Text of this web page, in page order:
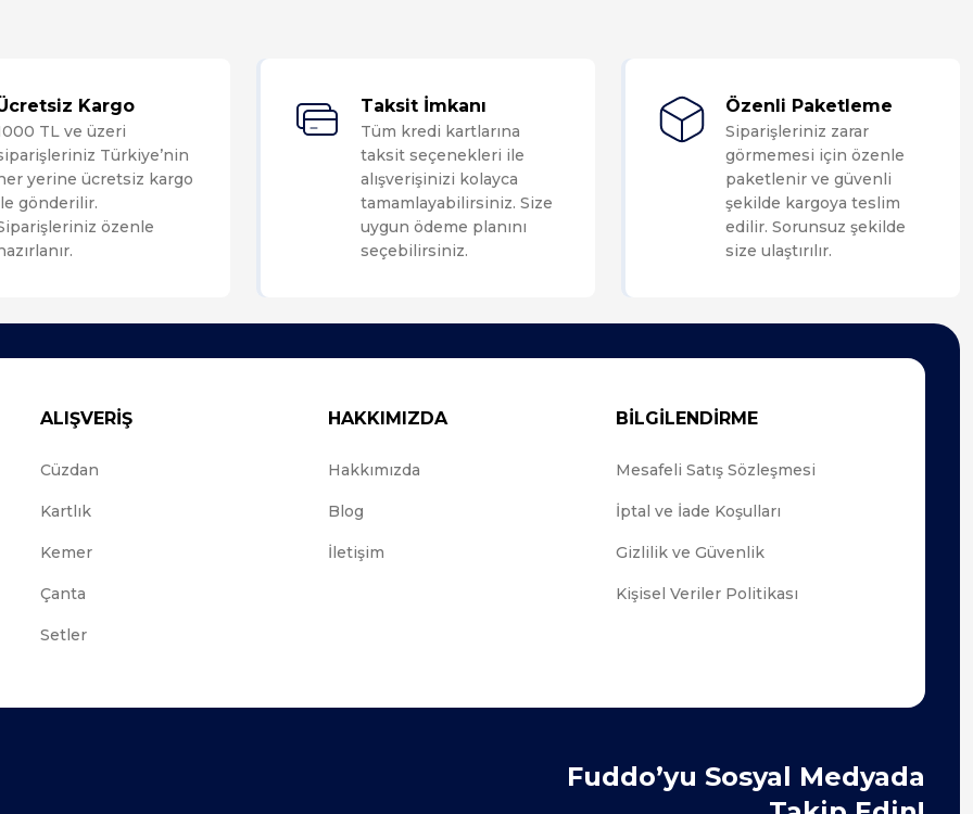
Kargo
TL ve üzeri
Türkiye’nin
yerine ücretsiz kargo
gönderilir.
özenle
Taksit İmkanı
Tüm kredi kartlarına
taksit seçenekleri ile
alışverişinizi kolayca
tamamlayabilirsiniz. Size
uygun ödeme planını
seçebilirsiniz.
Özenli Paketleme
Siparişleriniz zarar
görmemesi için özenle
paketlenir ve güvenli
şekilde kargoya teslim
edilir. Sorunsuz şekilde
size ulaştırılır.
ALIŞVERİŞ
Cüzdan
Kartlık
Kemer
Çanta
Setler
HAKKIMIZDA
Hakkımızda
Blog
İletişim
BİLGİLENDİRME
Mesafeli Satış Sözleşmesi
İptal ve İade Koşulları
Gizlilik ve Güvenlik
Kişisel Veriler Politikası
Fuddo’yu Sosyal Medyada